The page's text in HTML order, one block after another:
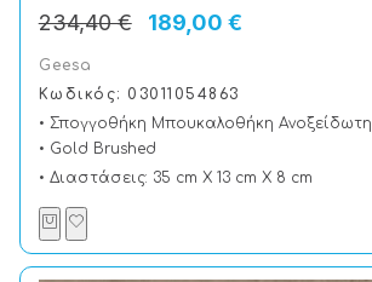
189,00 €
234,40 €
Geesa
Κωδικός: 03011054863
• Σπογγοθήκη Μπουκαλοθήκη Ανοξείδωτη
• Gold Brushed
• Διαστάσεις: 35 cm X 13 cm X 8 cm